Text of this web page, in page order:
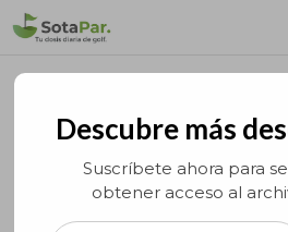
Saltar
Descubre más
Suscríbete ahora para
obtener acceso al
Escribe tu correo electrónico…